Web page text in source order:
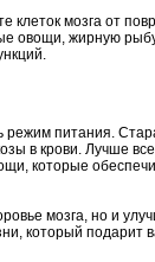
клеток мозга от
овощи, жирную
режим питания.
в крови. Лучше
которые
мозга, но и
который подарит